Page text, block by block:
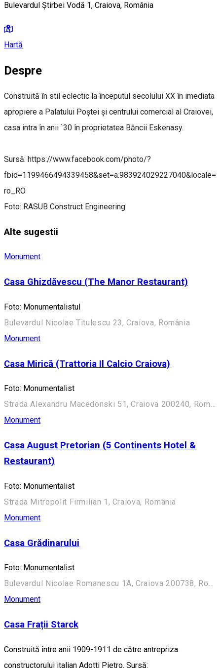
Bulevardul Știrbei Vodă 1, Craiova, România
Hartă
Despre
Construită în stil eclectic la începutul secolului XX în imediata
apropiere a Palatului Poștei și centrului comercial al Craiovei,
casa intra în anii `30 în proprietatea Băncii Eskenasy.
Sursă: https://www.facebook.com/photo/?
fbid=1199466494339458&set=a.983924029227040&locale=
ro_RO
Foto: RASUB Construct Engineering
Alte sugestii
Monument
Casa Ghizdăvescu (The Manor Restaurant)
Foto: Monumentalistul
Bulevardul Nicolae Titulescu 23, Craiova, România
Monument
Casa Mirică (Trattoria Il Calcio Craiova)
Foto: Monumentalist
Strada Alexandru Macedonski 51, Craiova 200240, România
Monument
Casa August Pretorian (5 Continents Hotel &
Restaurant)
Foto: Monumentalist
Strada Mitropolit Firmilian 1, Craiova, România
Monument
Casa Grădinarului
Foto: Monumentalist
Bulevardul Nicolae Romanescu 1A, Craiova 200738, România (Aleea Principală)
Monument
Casa Frații Starck
Construită între anii 1909-1911 de către antrepriza
constructorului italian Adotti Pietro. Sursă: